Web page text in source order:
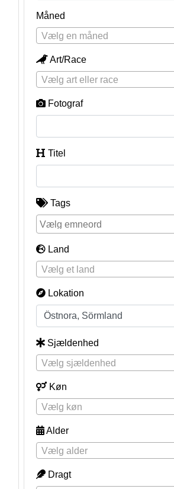
Måned
Vælg en måned
Art/Race
Vælg art eller race
Fotograf
Titel
Tags
Land
Vælg et land
Lokation
Sjældenhed
Vælg sjældenhed
Køn
Vælg køn
Alder
Vælg alder
Dragt